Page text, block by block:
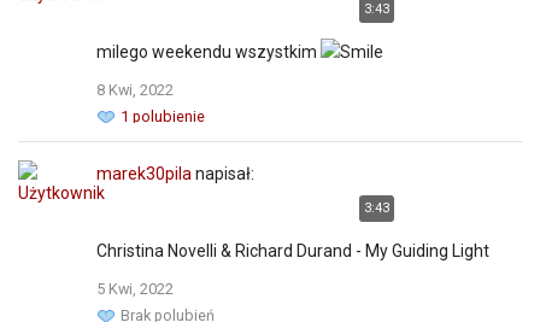
3:43
milego weekendu wszystkim
8 Kwi, 2022
1 polubienie
marek30pila napisał:
3:43
Christina Novelli & Richard Durand - My Guiding Light
5 Kwi, 2022
Brak polubień